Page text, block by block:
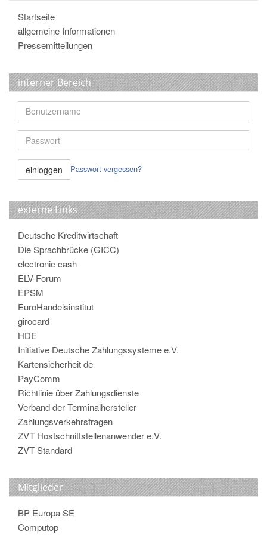
Startseite
allgemeine Informationen
Pressemitteilungen
interner Bereich
Passwort vergessen?
externe Links
Deutsche Kreditwirtschaft
Die Sprachbrücke (GICC)
electronic cash
ELV-Forum
EPSM
EuroHandelsinstitut
girocard
HDE
Initiative Deutsche Zahlungssysteme e.V.
Kartensicherheit de
PayComm
Richtlinie über Zahlungsdienste
Verband der Terminalhersteller
Zahlungsverkehrsfragen
ZVT Hostschnittstellenanwender e.V.
ZVT-Standard
Mitglieder
BP Europa SE
Computop